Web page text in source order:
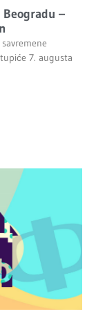
–
7. augusta